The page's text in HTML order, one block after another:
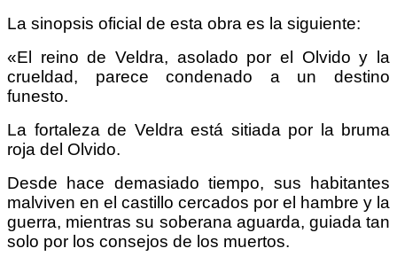
La sinopsis oficial de esta obra es la siguiente:
«El reino de Veldra, asolado por el Olvido y la
crueldad, parece condenado a un destino
funesto.
La fortaleza de Veldra está sitiada por la bruma
roja del Olvido.
Desde hace demasiado tiempo, sus habitantes
malviven en el castillo cercados por el hambre y la
guerra, mientras su soberana aguarda, guiada tan
solo por los consejos de los muertos.